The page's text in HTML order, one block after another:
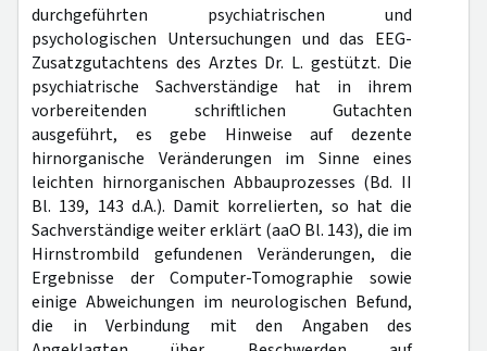
durchgeführten psychiatrischen und
psychologischen Untersuchungen und das EEG-
Zusatzgutachtens des Arztes Dr. L. gestützt. Die
psychiatrische Sachverständige hat in ihrem
vorbereitenden schriftlichen Gutachten
ausgeführt, es gebe Hinweise auf dezente
hirnorganische Veränderungen im Sinne eines
leichten hirnorganischen Abbauprozesses (Bd. II
Bl. 139, 143 d.A.). Damit korrelierten, so hat die
Sachverständige weiter erklärt (aaO Bl. 143), die im
Hirnstrombild gefundenen Veränderungen, die
Ergebnisse der Computer-Tomographie sowie
einige Abweichungen im neurologischen Befund,
die in Verbindung mit den Angaben des